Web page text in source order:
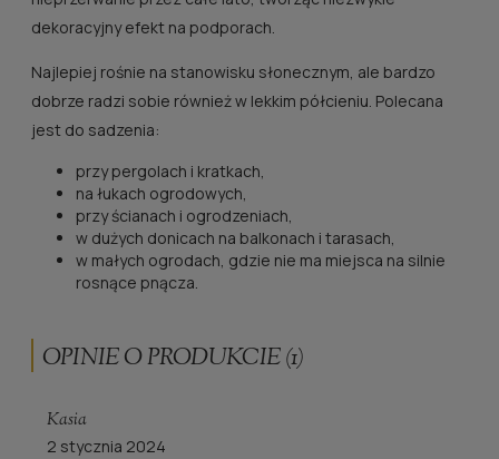
dekoracyjny efekt na podporach.
Najlepiej rośnie na stanowisku słonecznym, ale bardzo
dobrze radzi sobie również w lekkim półcieniu. Polecana
jest do sadzenia:
przy pergolach i kratkach,
na łukach ogrodowych,
przy ścianach i ogrodzeniach,
w dużych donicach na balkonach i tarasach,
w małych ogrodach, gdzie nie ma miejsca na silnie
rosnące pnącza.
OPINIE O PRODUKCIE (1)
Kasia
2 stycznia 2024